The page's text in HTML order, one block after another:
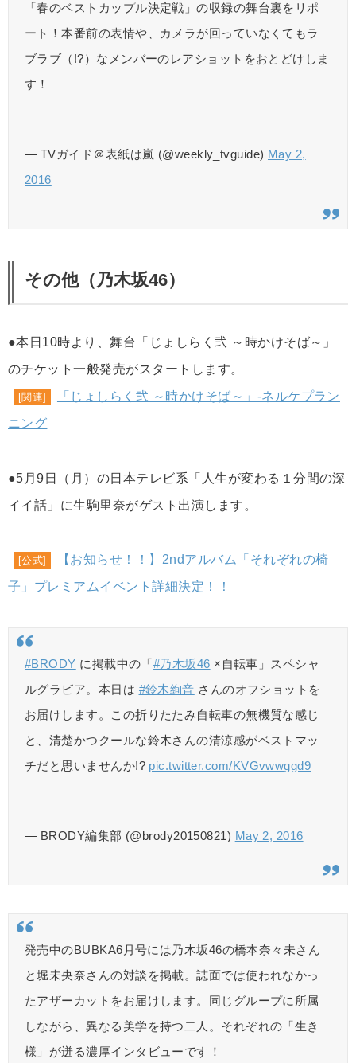
「春のベストカップル決定戦」の収録の舞台裏をリポ
ート！本番前の表情や、カメラが回っていなくてもラ
ブラブ（!?）なメンバーのレアショットをおとどけしま
す！
— TVガイド＠表紙は嵐 (@weekly_tvguide) May 2,
2016
その他（乃木坂46）
●本日10時より、舞台「じょしらく弐 ～時かけそば～」
のチケット一般発売がスタートします。
[関連]
「じょしらく弐 ～時かけそば～」-ネルケプラン
ニング
●5月9日（月）の日本テレビ系「人生が変わる１分間の深
イイ話」に生駒里奈がゲスト出演します。
[公式]
【お知らせ！！】2ndアルバム「それぞれの椅
子」プレミアムイベント詳細決定！！
#BRODY に掲載中の「#乃木坂46 ×自転車」スペシャ
ルグラビア。本日は #鈴木絢音 さんのオフショットを
お届けします。この折りたたみ自転車の無機質な感じ
と、清楚かつクールな鈴木さんの清涼感がベストマッ
チだと思いませんか!? pic.twitter.com/KVGvwwggd9
— BRODY編集部 (@brody20150821) May 2, 2016
発売中のBUBKA6月号には乃木坂46の橋本奈々未さん
と堀未央奈さんの対談を掲載。誌面では使われなかっ
たアザーカットをお届けします。同じグループに所属
しながら、異なる美学を持つ二人。それぞれの「生き
様」が迸る濃厚インタビューです！